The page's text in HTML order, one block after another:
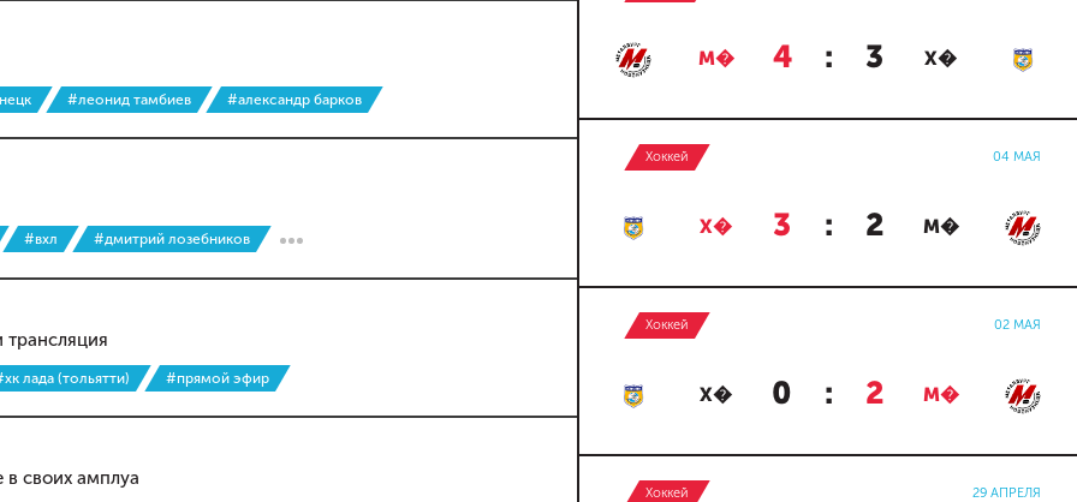
#леонид тамбиев #александр барков
#вхл #дмитрий лозебников
трансляция
лада (тольятти) #прямой эфир
в своих амплуа
М� 4 : 3 Х�
Хоккей 04 МАЯ
Х� 3 : 2 М�
Хоккей 02 МАЯ
Х� 0 : 2 М�
Хоккей 29 АПРЕЛЯ